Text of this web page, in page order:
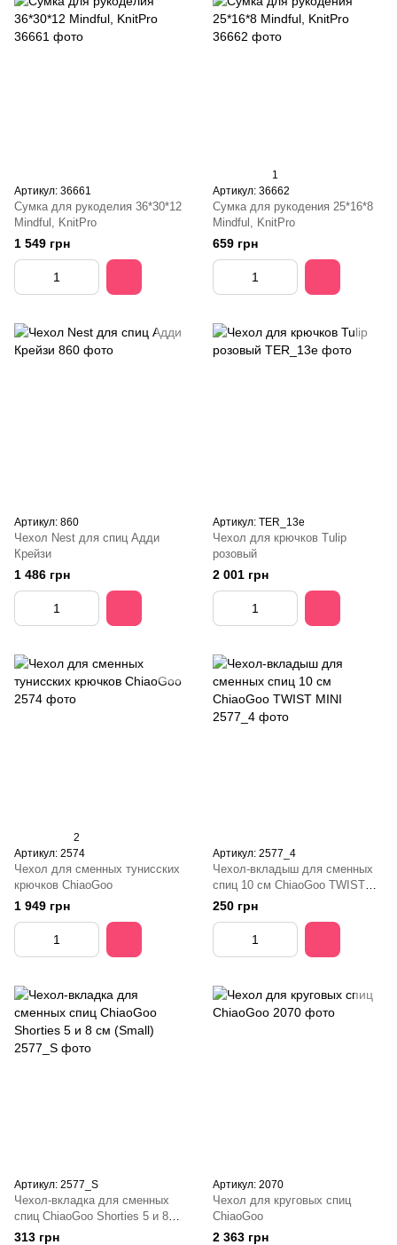
Артикул: 36661
Сумка для рукоделия 36*30*12
Mindful, KnitPro
1 549 грн
1
Артикул: 36662
Сумка для рукодения 25*16*8
Mindful, KnitPro
659 грн
Артикул: 860
Чехол Nest для спиц Адди
Крейзи
1 486 грн
Артикул: TER_13e
Чехол для крючков Tulip
розовый
2 001 грн
2
Артикул: 2574
Чехол для сменных тунисских
крючков ChiaoGoo
1 949 грн
Артикул: 2577_4
Чехол-вкладыш для сменных
спиц 10 см ChiaoGoo TWIST
MINI
250 грн
Артикул: 2577_S
Чехол-вкладка для сменных
спиц ChiaoGoo Shorties 5 и 8
см (Small)
313 грн
Артикул: 2070
Чехол для круговых спиц
ChiaoGoo
2 363 грн